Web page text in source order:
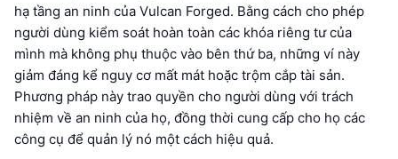
hạ tầng an ninh của Vulcan Forged. Bằng cách cho phép
người dùng kiểm soát hoàn toàn các khóa riêng tư của
mình mà không phụ thuộc vào bên thứ ba, những ví này
giảm đáng kể nguy cơ mất mát hoặc trộm cắp tài sản.
Phương pháp này trao quyền cho người dùng với trách
nhiệm về an ninh của họ, đồng thời cung cấp cho họ các
công cụ để quản lý nó một cách hiệu quả.